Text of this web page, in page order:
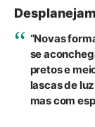
“Novas
se
pretos e
lascas de
mas com